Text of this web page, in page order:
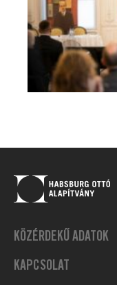
KÖZÉRDEKŰ ADATOK
KAPCSOLAT